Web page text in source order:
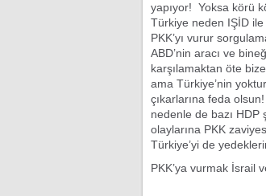
yapıyor! Yoksa körü
Türkiye neden IŞİD ile
PKK’yı vurur
ABD’nin aracı ve
karşılamaktan öte
ama Türkiye’nin
çıkarlarına feda
nedenle de bazı HDP
olaylarına PKK
Türkiye’yi de
PKK’ya vurmak İsrail